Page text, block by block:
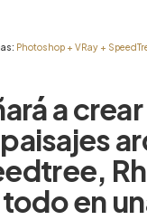
Photoshop + VRay +
acrear
paisajes
todoen